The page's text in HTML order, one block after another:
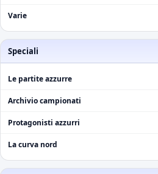
Varie
Speciali
Le partite azzurre
Archivio campionati
Protagonisti azzurri
La curva nord